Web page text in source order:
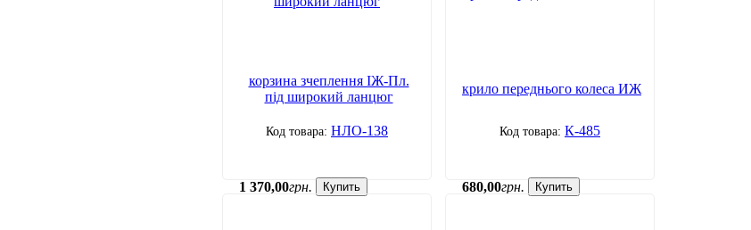
корзина зчеплення ІЖ-Пл.
під широкий ланцюг
НЛО-138
1 370,00грн. Купить
крило переднього колеса ИЖ
К-485
680,00грн. Купить